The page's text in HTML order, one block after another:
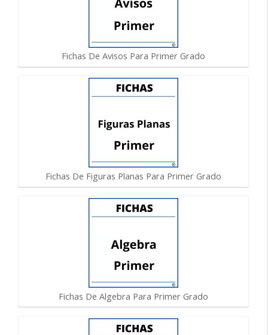
Fichas De Avisos Para Primer Grado
Fichas De Figuras Planas Para Primer Grado
Fichas De Algebra Para Primer Grado